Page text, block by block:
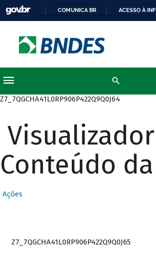
COMUNICA BR ACESSO À
Z7_7QGCHA41L0RP906P422Q9Q0J64
Conteúdo
Ações
Z7_7QGCHA41L0RP906P422Q9Q0J65